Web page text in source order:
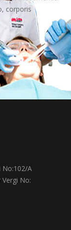
corporis
No:102/A
No: